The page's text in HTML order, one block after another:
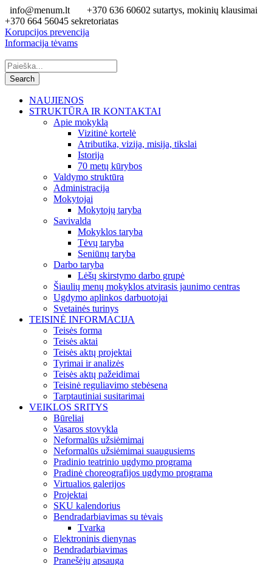
info@menum.lt
+370 636 60602 sutartys, mokinių klausimai
+370 664 56045 sekretoriatas
Korupcijos prevencija
Informacija tėvams
NAUJIENOS
STRUKTŪRA IR KONTAKTAI
Apie mokyklą
Vizitinė kortelė
Atributika, vizija, misija, tikslai
Istorija
70 metų kūrybos
Valdymo struktūra
Administracija
Mokytojai
Mokytojų taryba
Savivalda
Mokyklos taryba
Tėvų taryba
Seniūnų taryba
Darbo taryba
Lėšų skirstymo darbo grupė
Šiaulių menų mokyklos atvirasis jaunimo centras
Ugdymo aplinkos darbuotojai
Svetainės turinys
TEISINĖ INFORMACIJA
Teisės forma
Teisės aktai
Teisės aktų projektai
Tyrimai ir analizės
Teisės aktų pažeidimai
Teisinė reguliavimo stebėsena
Tarptautiniai susitarimai
VEIKLOS SRITYS
Būreliai
Vasaros stovykla
Neformalūs užsiėmimai
Neformalūs užsiėmimai suaugusiems
Pradinio teatrinio ugdymo programa
Pradinė choreografijos ugdymo programa
Virtualios galerijos
Projektai
SKU kalendorius
Bendradarbiavimas su tėvais
Tvarka
Elektroninis dienynas
Bendradarbiavimas
Pranešėjų apsauga